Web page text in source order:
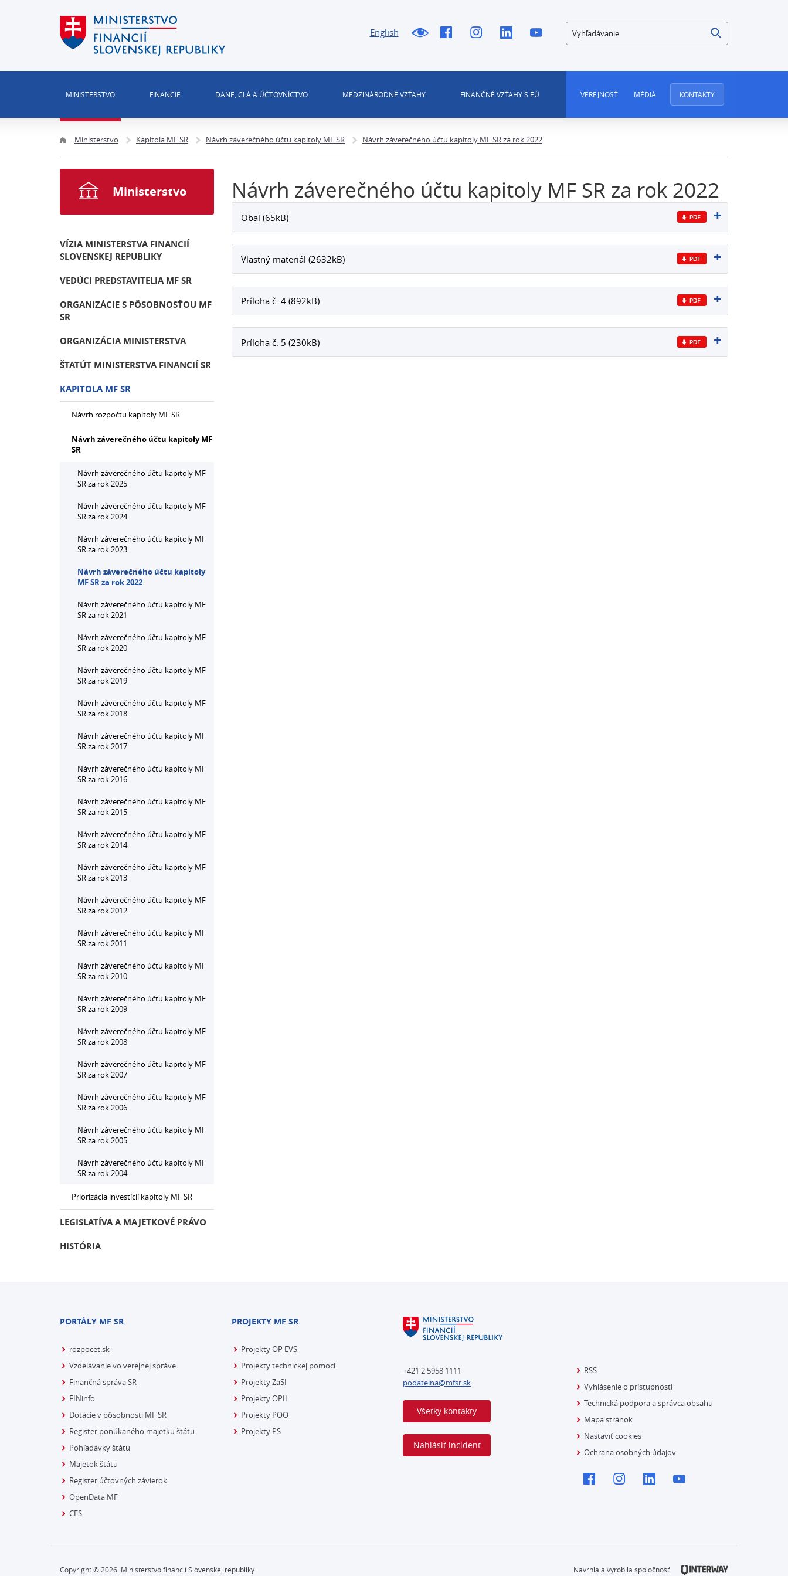
English Vyhľadávanie
MINISTERSTVO FINANCIE DANE, CLÁ A ÚČTOVNÍCTVO MEDZINÁRODNÉ VZŤAHY FINANČNÉ VZŤAHY S EÚ VEREJNOSŤ MÉDIÁ KONTAKTY
Ministerstvo Kapitola MF SR Návrh záverečného účtu kapitoly MF SR Návrh záverečného účtu kapitoly MF SR za rok 2022
Návrh záverečného účtu kapitoly MF SR za rok 2022
Obal (65kB)
Vlastný materiál (2632kB)
Príloha č. 4 (892kB)
Príloha č. 5 (230kB)
Ministerstvo
VÍZIA MINISTERSTVA FINANCIÍ
SLOVENSKEJ REPUBLIKY
VEDÚCI PREDSTAVITELIA MF SR
ORGANIZÁCIE S PÔSOBNOSŤOU MF
SR
ORGANIZÁCIA MINISTERSTVA
ŠTATÚT MINISTERSTVA FINANCIÍ SR
KAPITOLA MF SR
Návrh rozpočtu kapitoly MF SR
Návrh záverečného účtu kapitoly MF
SR
Návrh záverečného účtu kapitoly MF
SR za rok 2025
Návrh záverečného účtu kapitoly MF
SR za rok 2024
Návrh záverečného účtu kapitoly MF
SR za rok 2023
Návrh záverečného účtu kapitoly
MF SR za rok 2022
Návrh záverečného účtu kapitoly MF
SR za rok 2021
Návrh záverečného účtu kapitoly MF
SR za rok 2020
Návrh záverečného účtu kapitoly MF
SR za rok 2019
Návrh záverečného účtu kapitoly MF
SR za rok 2018
Návrh záverečného účtu kapitoly MF
SR za rok 2017
Návrh záverečného účtu kapitoly MF
SR za rok 2016
Návrh záverečného účtu kapitoly MF
SR za rok 2015
Návrh záverečného účtu kapitoly MF
SR za rok 2014
Návrh záverečného účtu kapitoly MF
SR za rok 2013
Návrh záverečného účtu kapitoly MF
SR za rok 2012
Návrh záverečného účtu kapitoly MF
SR za rok 2011
Návrh záverečného účtu kapitoly MF
SR za rok 2010
Návrh záverečného účtu kapitoly MF
SR za rok 2009
Návrh záverečného účtu kapitoly MF
SR za rok 2008
Návrh záverečného účtu kapitoly MF
SR za rok 2007
Návrh záverečného účtu kapitoly MF
SR za rok 2006
Návrh záverečného účtu kapitoly MF
SR za rok 2005
Návrh záverečného účtu kapitoly MF
SR za rok 2004
Priorizácia investícií kapitoly MF SR
LEGISLATÍVA A MAJETKOVÉ PRÁVO
HISTÓRIA
PORTÁLY MF SR
rozpocet.sk
Vzdelávanie vo verejnej správe
Finančná správa SR
FINinfo
Dotácie v pôsobnosti MF SR
Register ponúkaného majetku štátu
Pohľadávky štátu
Majetok štátu
Register účtovných závierok
OpenData MF
CES
PROJEKTY MF SR
Projekty OP EVS
Projekty technickej pomoci
Projekty ZaSI
Projekty OPII
Projekty POO
Projekty PS
+421 2 5958 1111
podatelna@mfsr.sk
Všetky kontakty
Nahlásiť incident
RSS
Vyhlásenie o prístupnosti
Technická podpora a správca obsahu
Mapa stránok
Nastaviť cookies
Ochrana osobných údajov
Copyright © 2026 Ministerstvo financií Slovenskej republiky Navrhla a vyrobila spoločnosť